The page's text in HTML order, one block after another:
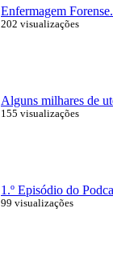
Enfermagem
202 visualizações
Alguns milhares de
155 visualizações
1.º Episódio do
99 visualizações